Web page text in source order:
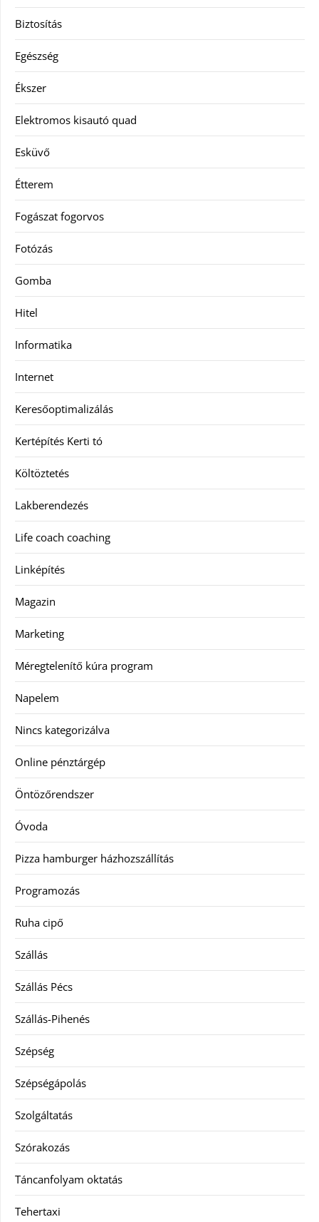
Biztosítás
Egészség
Ékszer
Elektromos kisautó quad
Esküvő
Étterem
Fogászat fogorvos
Fotózás
Gomba
Hitel
Informatika
Internet
Keresőoptimalizálás
Kertépítés Kerti tó
Költöztetés
Lakberendezés
Life coach coaching
Linképítés
Magazin
Marketing
Méregtelenítő kúra program
Napelem
Nincs kategorizálva
Online pénztárgép
Öntözőrendszer
Óvoda
Pizza hamburger házhozszállítás
Programozás
Ruha cipő
Szállás
Szállás Pécs
Szállás-Pihenés
Szépség
Szépségápolás
Szolgáltatás
Szórakozás
Táncanfolyam oktatás
Tehertaxi